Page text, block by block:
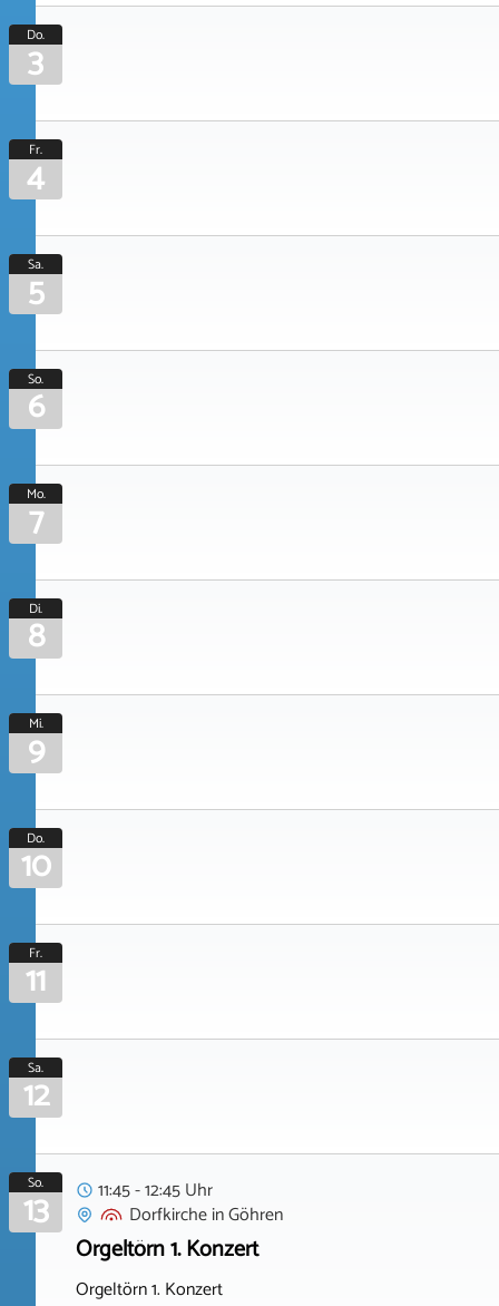
Do.
3
Fr.
4
Sa.
5
So.
6
Mo.
7
Di.
8
Mi.
9
Do.
10
Fr.
11
Sa.
12
So.
13
11:45 - 12:45 Uhr
DorfkircheinGöhren
Orgeltörn 1. Konzert
Orgeltörn 1. Konzert